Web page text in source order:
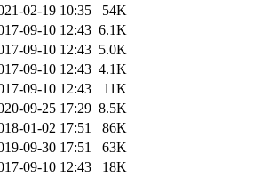
02-19 10:35
54K
09-10 12:43 6.1K
09-10 12:43 5.0K
09-10 12:43 4.1K
09-10 12:43
11K
09-25 17:29 8.5K
01-02 17:51
86K
09-30 17:51
63K
09-10 12:43
18K